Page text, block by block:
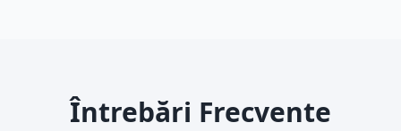
Întrebări Frecvente